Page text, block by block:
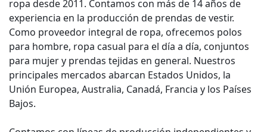
ropa desde 2011. Contamos con más de 14 años de
experiencia en la producción de prendas de vestir.
Como proveedor integral de ropa, ofrecemos polos
para hombre, ropa casual para el día a día, conjuntos
para mujer y prendas tejidas en general. Nuestros
principales mercados abarcan Estados Unidos, la
Unión Europea, Australia, Canadá, Francia y los Países
Bajos.